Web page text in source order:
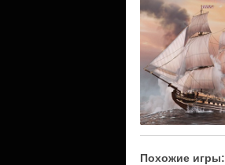
Похожие игры: